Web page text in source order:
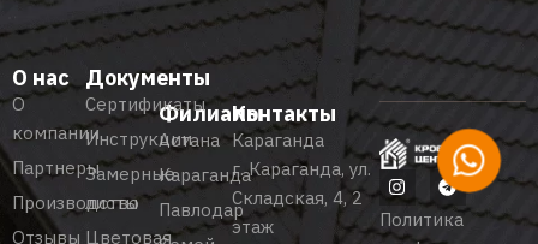
О нас
О
компании
Партнеры
Производство
Отзывы
Документы
Сертификаты
Инструкции
Замерные
листы
Цветовая
Филиалы
Астана
Караганда
Павлодар
Контакты
Караганда
г. Караганда, ул.
Складская, 4, 2
этаж
Политика